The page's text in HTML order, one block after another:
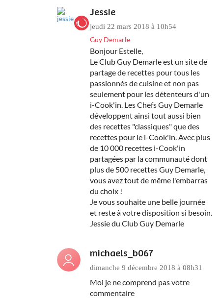
Jessie
jeudi 22 mars 2018 à 10h54
Guy Demarle
Bonjour Estelle,
Le Club Guy Demarle est un site de
partage de recettes pour tous les
passionnés de cuisine et non pas
seulement pour les détenteurs d'un
i-Cook'in. Les Chefs Guy Demarle
développent ainsi tout aussi bien
des recettes "classiques" que des
recettes pour le i-Cook'in. Avec plus
de 10 000 recettes i-Cook'in
partagées par la communauté dont
plus de 500 recettes Guy Demarle,
vous avez tout de même l'embarras
du choix !
Je vous souhaite une belle journée
et reste à votre disposition si besoin.
Jessie du Club Guy Demarle
michaels_b067
dimanche 9 décembre 2018 à 08h31
Moi je ne comprend pas votre
commentaire